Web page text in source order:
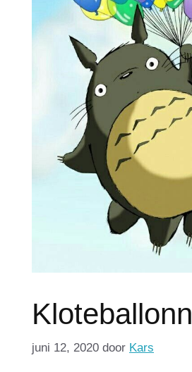
juni 12, 2020 door Kars